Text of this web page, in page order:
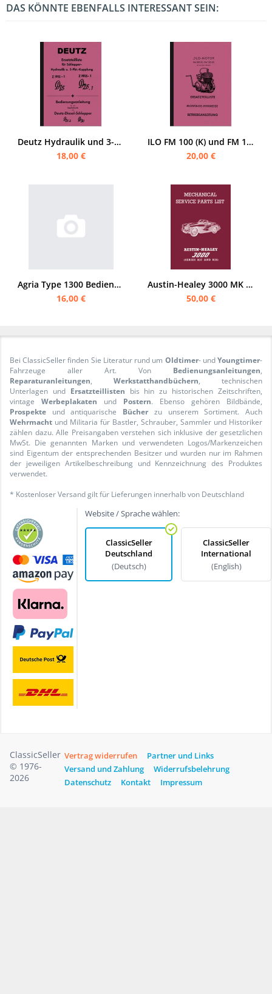
DAS KÖNNTE EBENFALLS INTERESSANT SEIN:
Deutz Hydraulik und 3-Punkt-Kupplung D 15, D 25.2 und D 30 Bedienungsanleitung und Ersatzteilliste
18,00 €
ILO FM 100 (K) und FM 120 (K) Bedienungsanleitung, Ersatzteilliste und Reparaturanleitung
20,00 €
Agria Type 1300 Bedienungsanleitung und Ersatzteilliste (Spezial-Motormäher für Gras und Getreide)
16,00 €
Austin-Healey 3000 MK II und III / BJ7 und BJ8 Roadster Ersatzteilliste
50,00 €
Bei ClassicSeller finden Sie Literatur rund um Oldtimer- undYoungtimer-
Fahrzeuge aller Art. Von Bedienungsanleitungen,
Reparaturanleitungen, Werkstatthandbüchern, technischen
Unterlagen und Ersatzteillisten bis hin zu historischen Zeitschriften,
vintage Werbeplakaten und Postern. Ebenso gehören Bildbände,
Prospekte und antiquarische Bücher zu unserem Sortiment. Auch
Wehrmacht und Militaria für Bastler, Schrauber, Sammler und Historiker
zählen dazu. Alle Preisangaben verstehen sich inklusive der gesetzlichen
MwSt. Die genannten Marken und verwendeten Logos/Markenzeichen
sind Eigentum der entsprechenden Besitzer und wurden nur im Rahmen
der jeweiligen Artikelbeschreibung und Kennzeichnung des Produktes
verwendet.
* Kostenloser Versand gilt für Lieferungen innerhalb von Deutschland
Website / Sprache wählen:
ClassicSeller
Deutschland
(Deutsch)
ClassicSeller
International
(English)
ClassicSeller
© 1976-
2026
Vertrag widerrufen
Partner und Links
Versand und Zahlung
Widerrufsbelehrung
Datenschutz
Kontakt Impressum